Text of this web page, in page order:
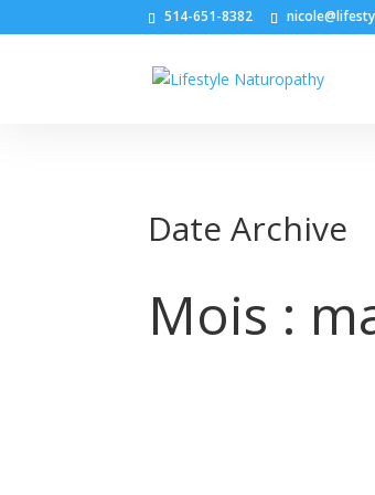
514-651-8382
Date Archive
Mois :